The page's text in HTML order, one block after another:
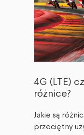
4G (LTE)
różnice?
Jakie są
przeciętny